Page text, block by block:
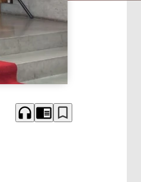
headphones chrome_reader_mode bookmark_border